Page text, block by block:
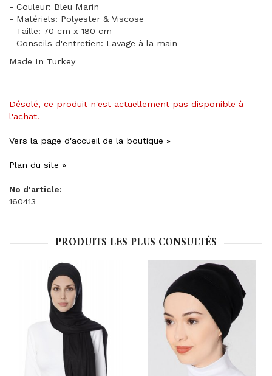
- Couleur: Bleu Marin
- Matériels: Polyester & Viscose
- Taille: 70 cm x 180 cm
- Conseils d'entretien: Lavage à la main
Made In Turkey
Désolé, ce produit n'est actuellement pas disponible à
l'achat.
Vers la page d'accueil de la boutique »
Plan du site »
No d'article:
160413
PRODUITS LES PLUS CONSULTÉS